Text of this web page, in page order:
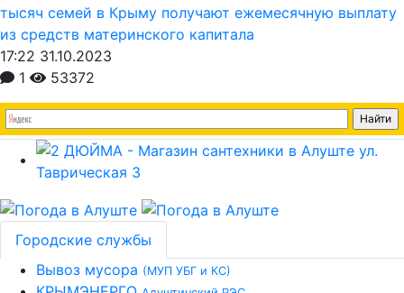
тысяч семей в Крыму получают ежемесячную выплату
из средств материнского капитала
17:22 31.10.2023
1
53372
Городские службы
Вывоз мусора (МУП УБГ и КС)